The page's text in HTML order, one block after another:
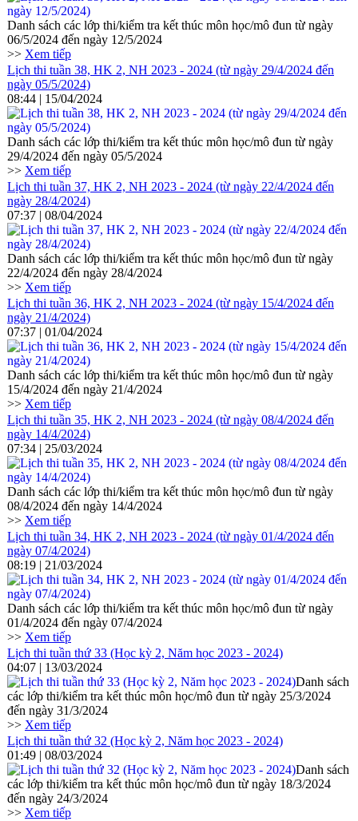
Danh sách các lớp thi/kiểm tra kết thúc môn học/mô đun từ ngày
06/5/2024 đến ngày 12/5/2024
>> Xem tiếp
Lịch thi tuần 38, HK 2, NH 2023 - 2024 (từ ngày 29/4/2024 đến
ngày 05/5/2024)
08:44 | 15/04/2024
Danh sách các lớp thi/kiểm tra kết thúc môn học/mô đun từ ngày
29/4/2024 đến ngày 05/5/2024
>> Xem tiếp
Lịch thi tuần 37, HK 2, NH 2023 - 2024 (từ ngày 22/4/2024 đến
ngày 28/4/2024)
07:37 | 08/04/2024
Danh sách các lớp thi/kiểm tra kết thúc môn học/mô đun từ ngày
22/4/2024 đến ngày 28/4/2024
>> Xem tiếp
Lịch thi tuần 36, HK 2, NH 2023 - 2024 (từ ngày 15/4/2024 đến
ngày 21/4/2024)
07:37 | 01/04/2024
Danh sách các lớp thi/kiểm tra kết thúc môn học/mô đun từ ngày
15/4/2024 đến ngày 21/4/2024
>> Xem tiếp
Lịch thi tuần 35, HK 2, NH 2023 - 2024 (từ ngày 08/4/2024 đến
ngày 14/4/2024)
07:34 | 25/03/2024
Danh sách các lớp thi/kiểm tra kết thúc môn học/mô đun từ ngày
08/4/2024 đến ngày 14/4/2024
>> Xem tiếp
Lịch thi tuần 34, HK 2, NH 2023 - 2024 (từ ngày 01/4/2024 đến
ngày 07/4/2024)
08:19 | 21/03/2024
Danh sách các lớp thi/kiểm tra kết thúc môn học/mô đun từ ngày
01/4/2024 đến ngày 07/4/2024
>> Xem tiếp
Lịch thi tuần thứ 33 (Học kỳ 2, Năm học 2023 - 2024)
04:07 | 13/03/2024
Danh sách
các lớp thi/kiểm tra kết thúc môn học/mô đun từ ngày 25/3/2024
đến ngày 31/3/2024
>> Xem tiếp
Lịch thi tuần thứ 32 (Học kỳ 2, Năm học 2023 - 2024)
01:49 | 08/03/2024
Danh sách
các lớp thi/kiểm tra kết thúc môn học/mô đun từ ngày 18/3/2024
đến ngày 24/3/2024
>> Xem tiếp